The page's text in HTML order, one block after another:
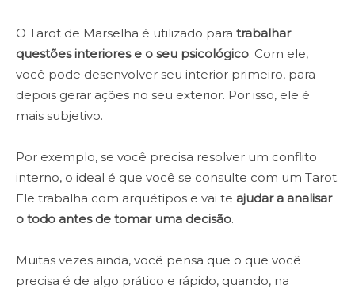
O Tarot de Marselha é utilizado para trabalhar
questões interiores e o seu psicológico. Com ele,
você pode desenvolver seu interior primeiro, para
depois gerar ações no seu exterior. Por isso, ele é
mais subjetivo.
Por exemplo, se você precisa resolver um conflito
interno, o ideal é que você se consulte com um Tarot.
Ele trabalha com arquétipos e vai te ajudar a analisar
o todo antes de tomar uma decisão.
Muitas vezes ainda, você pensa que o que você
precisa é de algo prático e rápido, quando, na